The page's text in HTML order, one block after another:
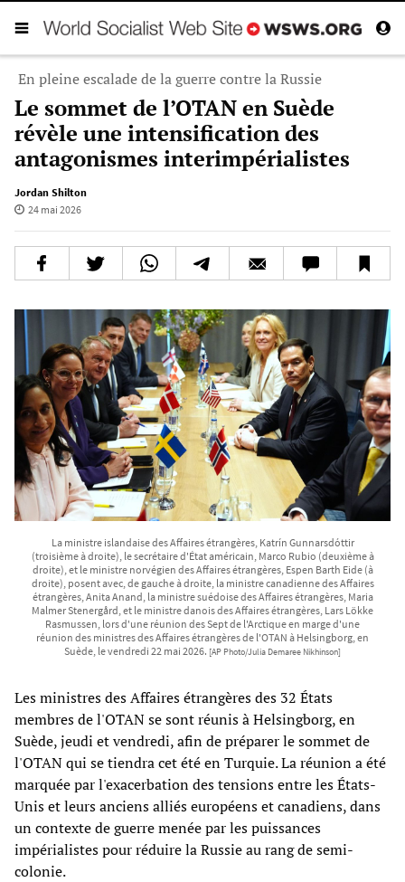
En pleine escalade de la guerre contre la Russie
Le sommet de l’OTAN en Suède
révèle une intensification des
antagonismes interimpérialistes
Jordan Shilton
24 mai 2026
La ministre islandaise des Affaires étrangères, Katrín Gunnarsdóttir
(troisième à droite), le secrétaire d'État américain, Marco Rubio (deuxième à
droite), et le ministre norvégien des Affaires étrangères, Espen Barth Eide (à
droite), posent avec, de gauche à droite, la ministre canadienne des Affaires
étrangères, Anita Anand, la ministre suédoise des Affaires étrangères, Maria
Malmer Stenergård, et le ministre danois des Affaires étrangères, Lars Lökke
Rasmussen, lors d'une réunion des Sept de l'Arctique en marge d'une
réunion des ministres des Affaires étrangères de l'OTAN à Helsingborg, en
Suède, le vendredi 22 mai 2026. [AP Photo/Julia Demaree Nikhinson]
Les ministres des Affaires étrangères des 32 États
membres de l'OTAN se sont réunis à Helsingborg, en
Suède, jeudi et vendredi, afin de préparer le sommet de
l'OTAN qui se tiendra cet été en Turquie. La réunion a été
marquée par l'exacerbation des tensions entre les États-
Unis et leurs anciens alliés européens et canadiens, dans
un contexte de guerre menée par les puissances
impérialistes pour réduire la Russie au rang de semi-
colonie.